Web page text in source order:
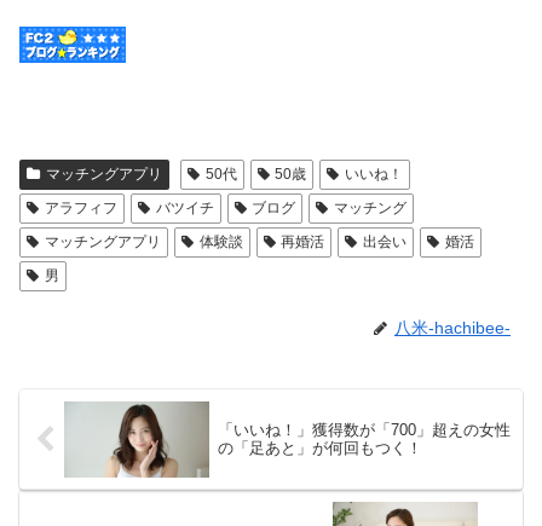
マッチングアプリ 50代 50歳
いいね！
アラフィフ
バツイチ ブログ
マッチング
マッチングアプリ
体験談 再婚活 出会い
婚活
男
八米-hachibee-
「いいね！」獲得数が「700」超えの女性
の「足あと」が何回もつく！